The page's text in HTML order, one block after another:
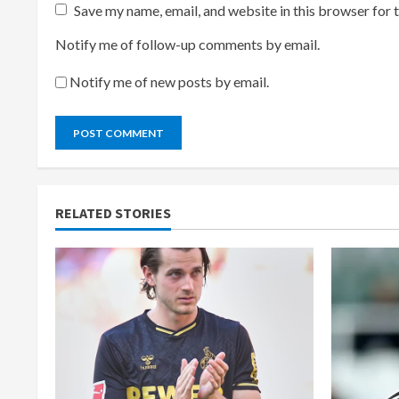
Save my name, email, and website in this browser for
Notify me of follow-up comments by email.
Notify me of new posts by email.
RELATED STORIES